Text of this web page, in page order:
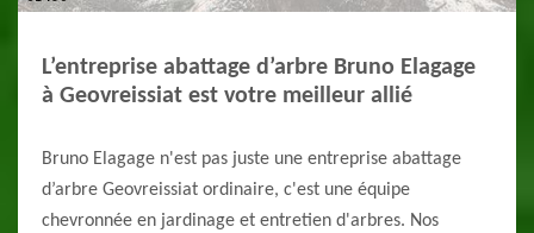
L’entreprise abattage d’arbre Bruno Elagage
à Geovreissiat est votre meilleur allié
Bruno Elagage n'est pas juste une entreprise abattage
d’arbre Geovreissiat ordinaire, c'est une équipe
chevronnée en jardinage et entretien d'arbres. Nos